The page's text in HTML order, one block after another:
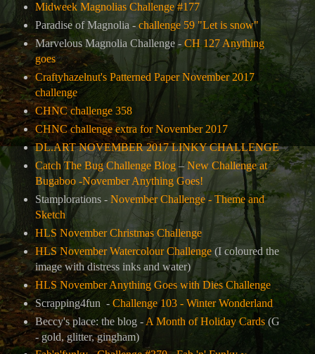
Midweek Magnolias Challenge #177
Paradise of Magnolia - challenge 59 "Let is snow"
Marvelous Magnolia Challenge - CH 127 Anything
goes
Craftyhazelnut's Patterned Paper November 2017
challenge
CHNC challenge 358
CHNC challenge extra for November 2017
DL.ART NOVEMBER 2017 LINKY CHALLENGE
Catch The Bug Challenge Blog–New Challenge at
Bugaboo -November Anything Goes!
Stamplorations - November Challenge - Theme and
Sketch
HLS November Christmas Challenge
HLS November Watercolour Challenge(I coloured the
image with distress inks and water)
HLS November Anything Goes with Dies Challenge
Scrapping4fun - Challenge 103 - Winter Wonderland
Beccy's place: the blog - A Month of Holiday Cards(G
- gold, glitter, gingham)